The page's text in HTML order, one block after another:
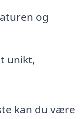
og
unikt,
kan du være